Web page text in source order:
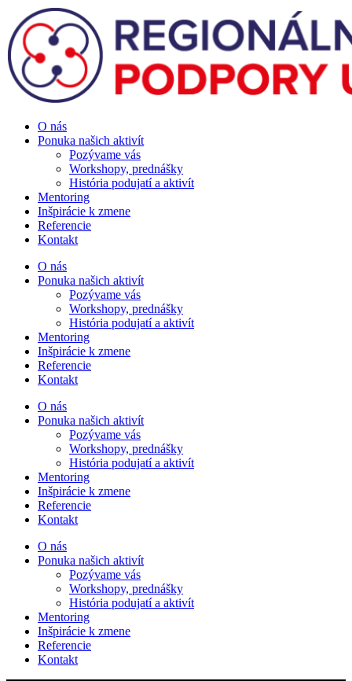
Preskočiť
na
obsah
O nás
Ponuka našich aktivít
Pozývame vás
Workshopy, prednášky
História podujatí a aktivít
Mentoring
Inšpirácie k zmene
Referencie
Kontakt
O nás
Ponuka našich aktivít
Pozývame vás
Workshopy, prednášky
História podujatí a aktivít
Mentoring
Inšpirácie k zmene
Referencie
Kontakt
O nás
Ponuka našich aktivít
Pozývame vás
Workshopy, prednášky
História podujatí a aktivít
Mentoring
Inšpirácie k zmene
Referencie
Kontakt
O nás
Ponuka našich aktivít
Pozývame vás
Workshopy, prednášky
História podujatí a aktivít
Mentoring
Inšpirácie k zmene
Referencie
Kontakt